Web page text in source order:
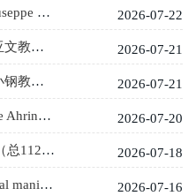
【化学系】启真化学论坛： Giuseppe Barillaro 教授（比萨大学） 2026-07-22
【化学系】启真化学论坛：张亚文教授（武汉工程大学/北京大学） 2026-07-21
【化学系】启真化学论坛：刘小钢教授（新加坡国立大学） 2026-07-21
【生研院】杰出学者系列：Julie Ahringer院士（University of Ca... 2026-07-20
求是海洋学术论坛2026年17期（总112期）——水下联合信道与语义编... 2026-07-18
基础交叉沙龙第60期 | Dynamical manifestations of many-body q... 2026-07-16